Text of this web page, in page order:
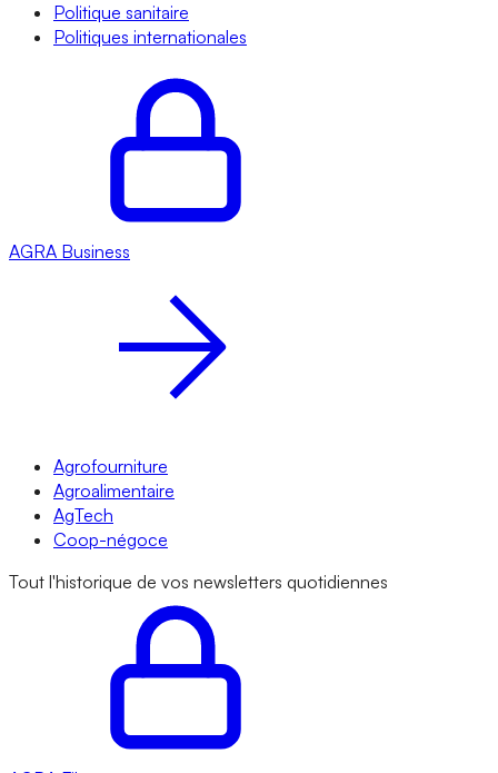
Politique sanitaire
Politiques internationales
AGRA Business
Agrofourniture
Agroalimentaire
AgTech
Coop-négoce
Tout l'historique de vos newsletters quotidiennes